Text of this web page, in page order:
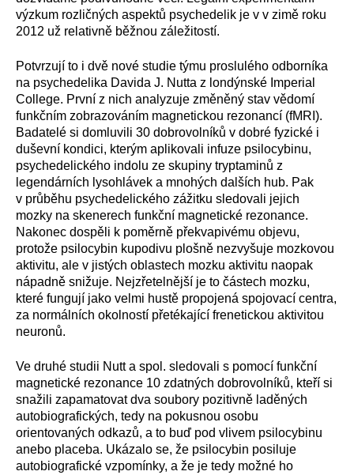
výzkum rozličných aspektů psychedelik je v v zimě roku
2012 už relativně běžnou záležitostí.
Potvrzují to i dvě nové studie týmu proslulého odborníka
na psychedelika Davida J. Nutta z londýnské Imperial
College. První z nich analyzuje změněný stav vědomí
funkčním zobrazováním magnetickou rezonancí (fMRI).
Badatelé si domluvili 30 dobrovolníků v dobré fyzické i
duševní kondici, kterým aplikovali infuze psilocybinu,
psychedelického indolu ze skupiny tryptaminů z
legendárních lysohlávek a mnohých dalších hub. Pak
v průběhu psychedelického zážitku sledovali jejich
mozky na skenerech funkční magnetické rezonance.
Nakonec dospěli k poměrně překvapivému objevu,
protože psilocybin kupodivu plošně nezvyšuje mozkovou
aktivitu, ale v jistých oblastech mozku aktivitu naopak
nápadně snižuje. Nejzřetelnější je to částech mozku,
které fungují jako velmi hustě propojená spojovací centra,
za normálních okolností přetékající frenetickou aktivitou
neuronů.
Ve druhé studii Nutt a spol. sledovali s pomocí funkční
magnetické rezonance 10 zdatných dobrovolníků, kteří si
snažili zapamatovat dva soubory pozitivně laděných
autobiografických, tedy na pokusnou osobu
orientovaných odkazů, a to buď pod vlivem psilocybinu
anebo placeba. Ukázalo se, že psilocybin posiluje
autobiografické vzpomínky, a že je tedy možné ho